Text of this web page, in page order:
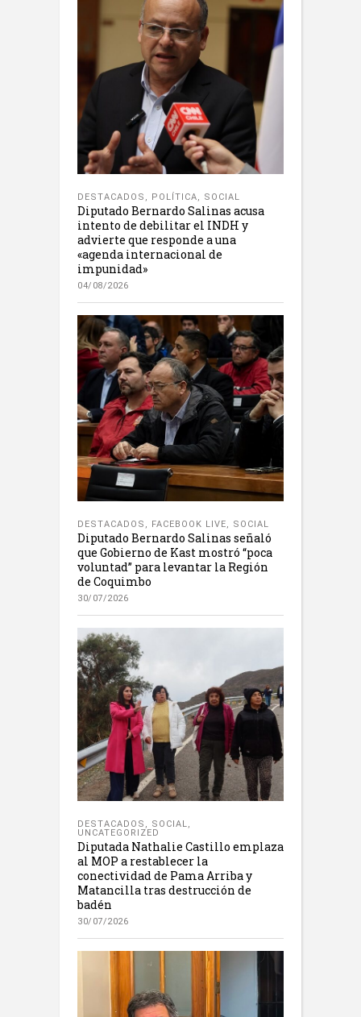
DESTACADOS , POLÍTICA, SOCIAL
Diputado Bernardo Salinas acusa
intento de debilitar el INDH y
advierte que responde a una
«agenda internacional de
impunidad»
04/08/2026
DESTACADOS , FACEBOOK LIVE, SOCIAL
Diputado Bernardo Salinas señaló
que Gobierno de Kast mostró “poca
voluntad” para levantar la Región
de Coquimbo
30/07/2026
DESTACADOS , SOCIAL,
UNCATEGORIZED
Diputada Nathalie Castillo emplaza
al MOP a restablecer la
conectividad de Pama Arriba y
Matancilla tras destrucción de
badén
30/07/2026